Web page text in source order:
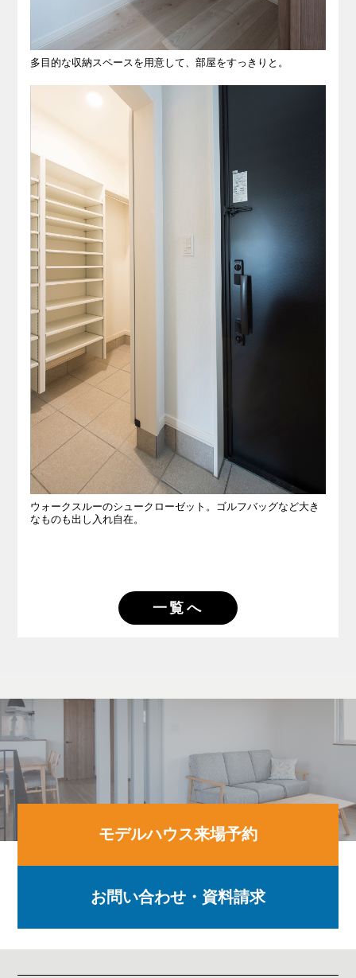
多目的な収納スペースを用意して、部屋をすっきりと。
ウォークスルーのシュークローゼット。ゴルフバッグなど大き
なものも出し入れ自在。
一覧へ
モデルハウス来場予約
お問い合わせ・資料請求